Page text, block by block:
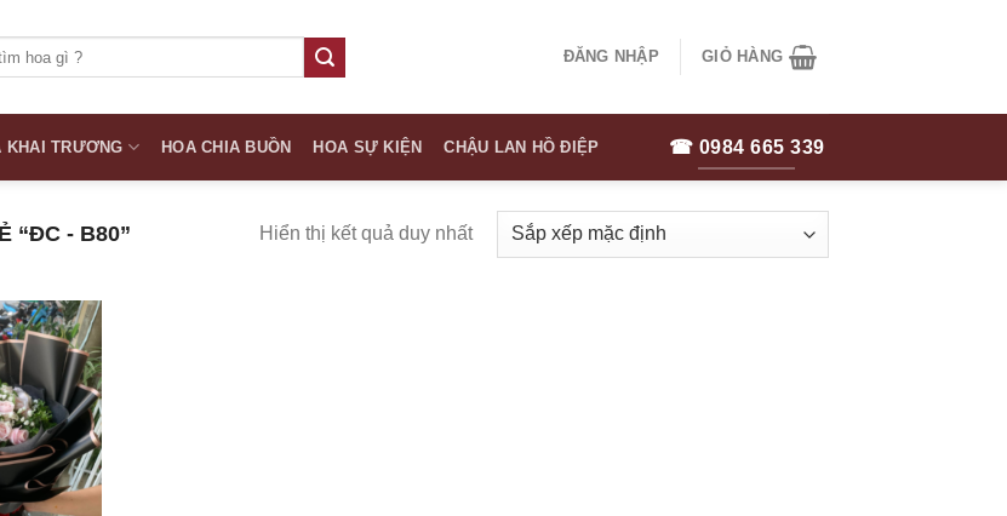
ĐĂNG NHẬP GIỎ HÀNG
KHAI TRƯƠNG HOA CHIA BUỒN HOA SỰ KIỆN CHẬU LAN HỒ ĐIỆP ☎ 0984 665 339
“ĐC - B80” Hiển thị kết quả duy nhất